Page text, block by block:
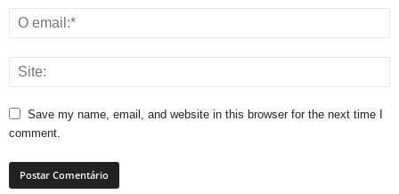
Save my name, email, and website in this browser for the next time I
comment.